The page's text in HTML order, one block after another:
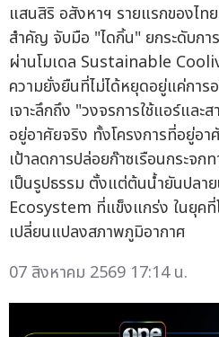
แสนสิริ อสังหาฯ รายแรกของไท
สำคัญ จับมือ "ไดกิ้น" ยกระดับก
ผ่านโมเดล Sustainable
ความยั่งยืนที่ไม่ได้หยุดอยู่แค่กา
เจาะลึกถึง "วงจรการใช้แอร์และ
อยู่อาศัยจริง ทั้งโครงการที่อยู่อ
เป้าลดการปล่อยก๊าซเรือนกระจ
เป็นรูปธรรม ตั้งแต่ต้นน้ำยันปลา
Ecosystem ที่แข็งแกร่ง ในยุค
เปลี่ยนแปลงสภาพภูมิอากาศ
07 สิงหาคม 2569 17:14 น.